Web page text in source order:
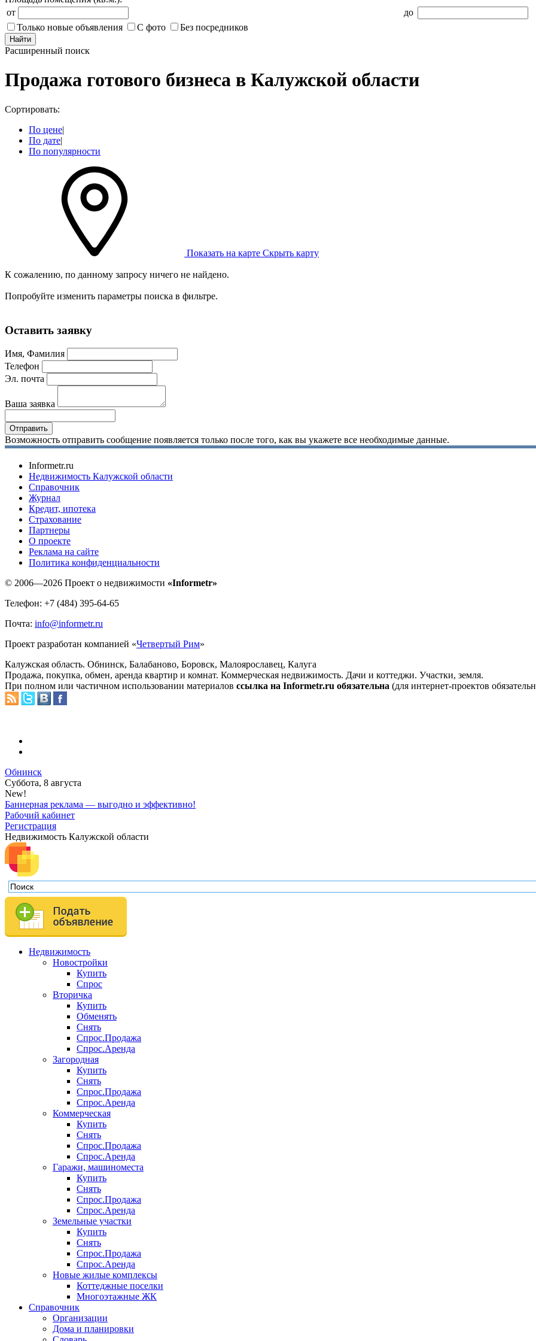
от
до
Только новые объявления
С фото Без посредников
Найти
Расширенный поиск
Продажа готового бизнеса в Калужской области
Сортировать:
По цене|
По дате|
По популярности
Показать на карте Скрыть карту
К сожалению, по данному запросу ничего не найдено.
Попробуйте изменить параметры поиска в фильтре.
Оставить заявку
Имя, Фамилия
Телефон
Эл. почта
Ваша заявка
Возможность отправить сообщение появляется только после того, как вы укажете все необходимые данные.
Informetr.ru
Недвижимость Калужской области
Справочник
Журнал
Кредит, ипотека
Страхование
Партнеры
O проекте
Реклама на сайте
Политика конфиденциальности
© 2006—2026 Проект о недвижимости «Informetr»
Телефон: +7 (484) 395-64-65
Почта: info@informetr.ru
Проект разработан компанией «Четвертый Рим»
Калужская область. Обнинск, Балабаново, Боровск, Малоярославец, Калуга
Продажа, покупка, обмен, аренда квартир и комнат. Коммерческая недвижимость. Дачи и коттеджи. Участки, земля.
При полном или частичном использовании материалов ссылка на Informetr.ru обязательна (для интернет-проектов
Обнинск
Суббота, 8 августа
New!
Баннерная реклама — выгодно и эффективно!
Рабочий кабинет
Регистрация
Недвижимость Калужской области
Недвижимость
Новостройки
Купить
Спрос
Вторичка
Купить
Обменять
Снять
Спрос.Продажа
Спрос.Аренда
Загородная
Купить
Снять
Спрос.Продажа
Спрос.Аренда
Коммерческая
Купить
Снять
Спрос.Продажа
Спрос.Аренда
Гаражи, машиноместа
Купить
Снять
Спрос.Продажа
Спрос.Аренда
Земельные участки
Купить
Снять
Спрос.Продажа
Спрос.Аренда
Новые жилые комплексы
Коттеджные поселки
Многоэтажные ЖК
Справочник
Организации
Дома и планировки